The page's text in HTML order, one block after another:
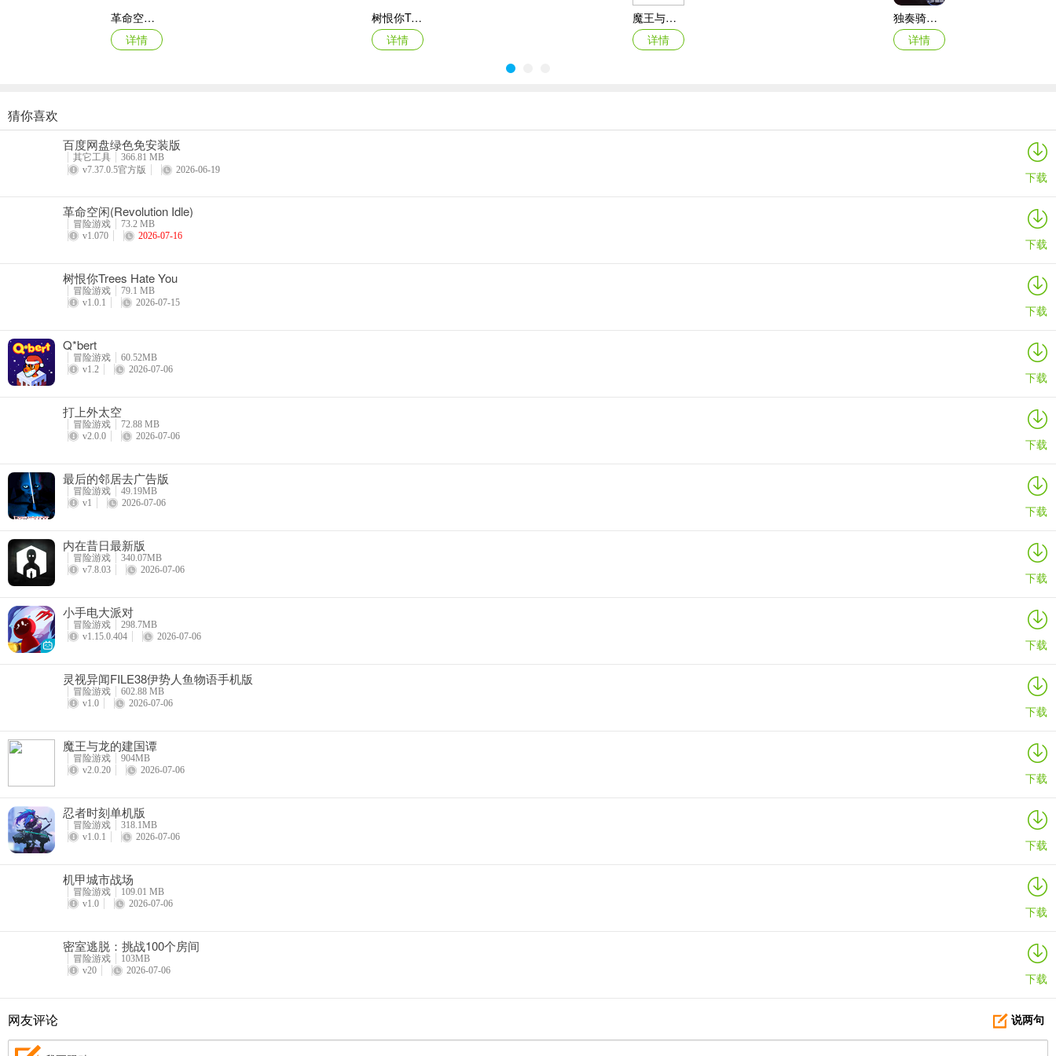
生病治疗
游戏中人体是生病的，需要进行一定的治疗，一旦生病，看看自己的体温，正常范围在36.6-37°。
第二步：使用苏打水。
第四步：煮熟的汤，然后趴在地上静养！
人渣游戏中，人体有四个基本的属性，分别是血量、耐力、能量以及口渴，任意一项都是至关重要的存在。
能量：相当于是营养，通过各种食物进行回复。
血量：任何的受伤都会影响血量，需要身体的健康度进行增加，一旦生病，血量回复就会降低，甚至会影响上限。
玩法攻略
1、受伤时会不断流血，请使用破布、绷带来止血，止血后，血量会慢慢恢复。
2、状态区SICKNESSES为疾病区块，角色若有任何疾病都会出现于此。
3、PhysicalInjury为外伤，出现此项代表你受伤必须止血(Treated为治疗中)。
4、制作道具时，多数材料都是可以取代替换的，很多时候可以用容易取得的来制作。
6、死亡时，有四种复活方式可以选择，分别消耗的点数也都不同。
怎么快速度过夜晚
革命空闲(Revolution Idle)
详情
树恨你Trees Hate You
详情
魔王与龙的建国谭
详情
独奏骑士2024最新版
详情
夏洛克隐藏三消探案2024手机版
详情
沙盒与副本英勇之地官方正版
白猫的大冒险3
突变区恐怖地堡最新版本
猜你喜欢
百度网盘绿色免安装版
其它工具
366.81 MB
v7.37.0.5官方版
2026-06-19 下载
革命空闲(Revolution Idle)
冒险游戏
73.2 MB
v1.070
2026-07-16 下载
树恨你Trees Hate You
冒险游戏
79.1 MB
v1.0.1
2026-07-15 下载
Q*bert
冒险游戏
60.52MB
v1.2
2026-07-06 下载
打上外太空
冒险游戏
72.88 MB
v2.0.0
2026-07-06 下载
最后的邻居去广告版
冒险游戏
49.19MB
v1
2026-07-06 下载
内在昔日最新版
冒险游戏
340.07MB
v7.8.03
2026-07-06 下载
小手电大派对
冒险游戏
298.7MB
v1.15.0.404
2026-07-06 下载
灵视异闻FILE38伊势人鱼物语手机版
冒险游戏
602.88 MB
v1.0
2026-07-06 下载
魔王与龙的建国谭
冒险游戏
904MB
v2.0.20
2026-07-06 下载
忍者时刻单机版
冒险游戏
318.1MB
v1.0.1
2026-07-06 下载
机甲城市战场
冒险游戏
109.01 MB
v1.0
2026-07-06 下载
密室逃脱：挑战100个房间
冒险游戏
103MB
v20
2026-07-06 下载
说两句
网友评论